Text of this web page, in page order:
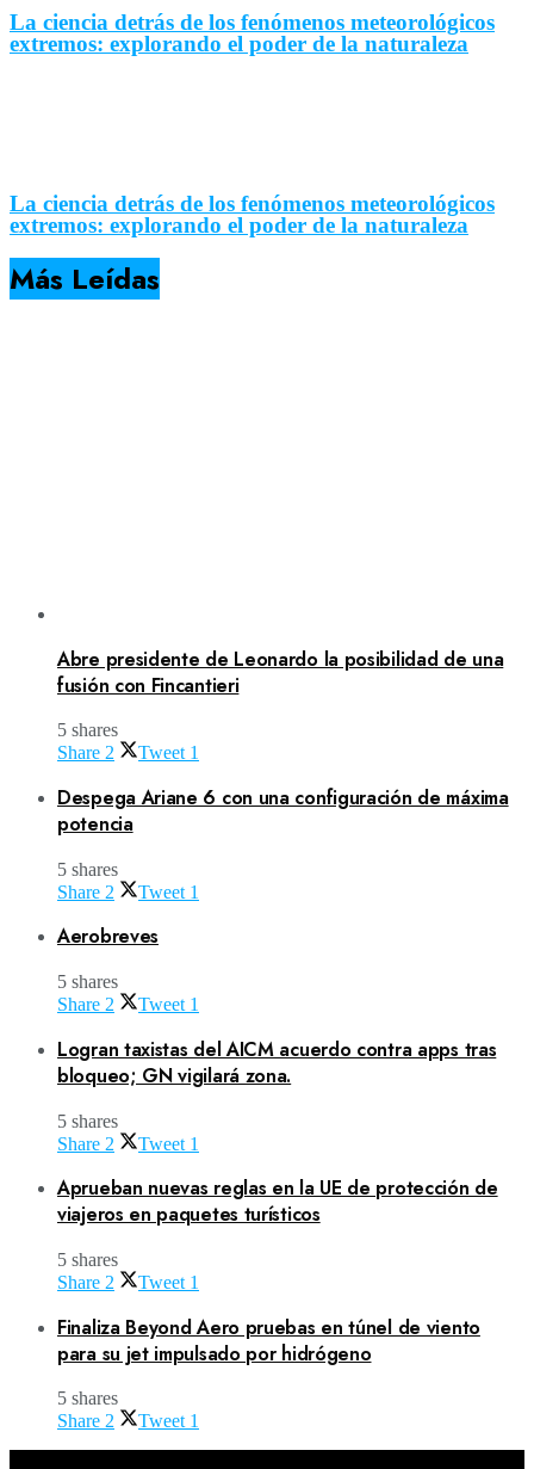
La ciencia detrás de los fenómenos meteorológicos
extremos: explorando el poder de la naturaleza
La ciencia detrás de los fenómenos meteorológicos
extremos: explorando el poder de la naturaleza
Más Leídas
Abre presidente de Leonardo la posibilidad de una
fusión con Fincantieri
5 shares
Share 2 Tweet 1
Despega Ariane 6 con una configuración de máxima
potencia
5 shares
Share 2 Tweet 1
Aerobreves
5 shares
Share 2 Tweet 1
Logran taxistas del AICM acuerdo contra apps tras
bloqueo; GN vigilará zona.
5 shares
Share 2 Tweet 1
Aprueban nuevas reglas en la UE de protección de
viajeros en paquetes turísticos
5 shares
Share 2 Tweet 1
Finaliza Beyond Aero pruebas en túnel de viento
para su jet impulsado por hidrógeno
5 shares
Share 2 Tweet 1